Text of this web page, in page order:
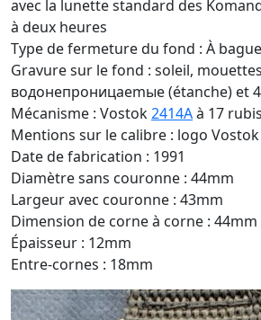
avec la lunette standard des
à deux heures
Type de fermeture du fond : À
Gravure sur le fond : soleil,
водонепроницаemыe (étanche) et
Mécanisme : Vostok2414Aà 17 rubis
Mentions sur le calibre : logo
Date de fabrication : 1991
Diamètre sans couronne : 44mm
Largeur avec couronne : 43mm
Dimension de corne à corne : 44mm
Épaisseur : 12mm
Entre-cornes : 18mm